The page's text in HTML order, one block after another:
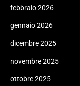
febbraio 2026
gennaio 2026
dicembre 2025
novembre 2025
ottobre 2025